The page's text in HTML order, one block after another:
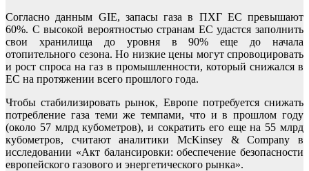
Согласно данным GIE, запасы газа в ПХГ ЕС превышают
60%. С высокой вероятностью странам ЕС удастся заполнить
свои хранилища до уровня в 90% еще до начала
отопительного сезона. Но низкие цены могут спровоцировать
и рост спроса на газ в промышленности, который снижался в
ЕС на протяжении всего прошлого года.
Чтобы стабилизировать рынок, Европе потребуется снижать
потребление газа теми же темпами, что и в прошлом году
(около 57 млрд кубометров), и сократить его еще на 55 млрд
кубометров, считают аналитики McKinsey & Company в
исследовании «Акт балансировки: обеспечение безопасности
европейского газового и энергетического рынка».